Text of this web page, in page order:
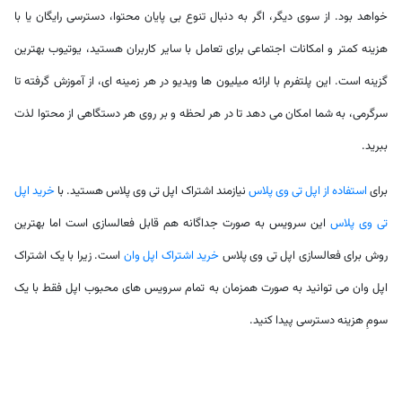
خواهد بود. از سوی دیگر، اگر به دنبال تنوع بی پایان محتوا، دسترسی رایگان یا با
هزینه کمتر و امکانات اجتماعی برای تعامل با سایر کاربران هستید، یوتیوب بهترین
گزینه است. این پلتفرم با ارائه میلیون ها ویدیو در هر زمینه ای، از آموزش گرفته تا
سرگرمی، به شما امکان می دهد تا در هر لحظه و بر روی هر دستگاهی از محتوا لذت
ببرید.
برای استفاده از اپل تی وی پلاس نیازمند اشتراک اپل تی وی پلاس هستید. با خرید اپل
تی وی پلاس این سرویس به صورت جداگانه هم قابل فعالسازی است اما بهترین
روش برای فعالسازی اپل تی وی پلاس خرید اشتراک اپل وان است. زیرا با یک اشتراک
اپل وان می توانید به صورت همزمان به تمام سرویس های محبوب اپل فقط با یک
سومِ هزینه دسترسی پیدا کنید.